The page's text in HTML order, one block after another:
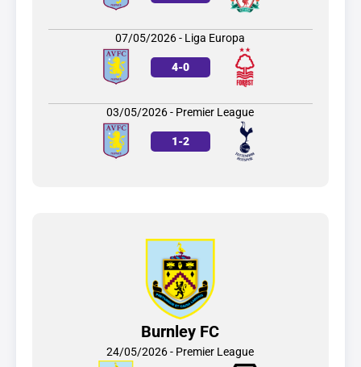
07/05/2026 - Liga Europa
4-0
03/05/2026 - Premier League
1-2
Burnley FC
24/05/2026 - Premier League